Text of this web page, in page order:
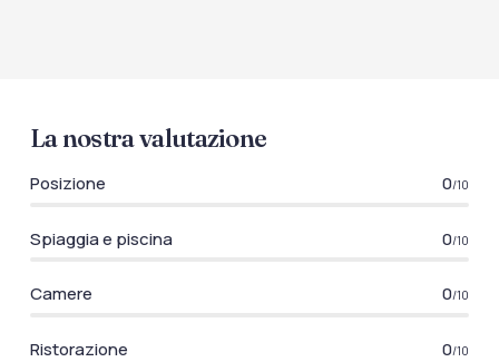
La nostra valutazione
Posizione 0/10
Spiaggia e piscina 0/10
Camere 0/10
Ristorazione 0/10